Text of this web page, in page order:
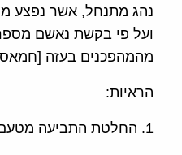
מהמהפכנים בעזה
הראיות:
1. החלטת התביעה מטעם התובע הכללי